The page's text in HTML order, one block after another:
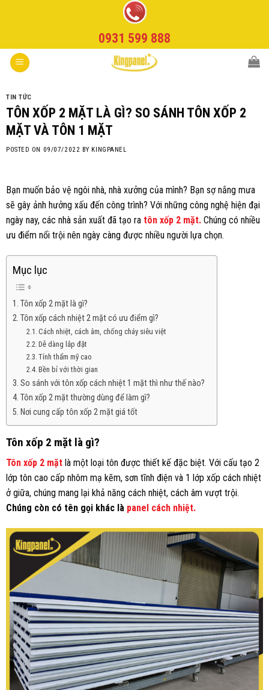
0931 599 888
TIN TỨC
TÔN XỐP 2 MẶT LÀ GÌ? SO SÁNH TÔN XỐP 2
MẶT VÀ TÔN 1 MẶT
POSTED ON 09/07/2022 BY KINGPANEL
Bạn muốn bảo vệ ngôi nhà, nhà xưởng của mình? Bạn sợ nắng mưa
sẽ gây ảnh hưởng xấu đến công trình? Với những công nghệ hiện đại
ngày nay, các nhà sản xuất đã tạo ra tôn xốp 2 mặt. Chúng có nhiều
ưu điểm nổi trội nên ngày càng được nhiều người lựa chọn.
Mục lục
Tôn xốp 2 mặt là gì?
Tôn xốp cách nhiệt 2 mặt có ưu điểm gì?
Cách nhiệt, cách âm, chống cháy siêu việt
Dễ dàng lắp đặt
Tính thẩm mỹ cao
Bền bỉ với thời gian
So sánh với tôn xốp cách nhiệt 1 mặt thì như thế nào?
Tôn xốp 2 mặt thường dùng để làm gì?
Nơi cung cấp tôn xốp 2 mặt giá tốt
Tôn xốp 2 mặt là gì?
Tôn xốp 2 mặt là một loại tôn được thiết kế đặc biệt. Với cấu tạo 2
lớp tôn cao cấp nhôm mạ kẽm, sơn tĩnh điện và 1 lớp xốp cách nhiệt
ở giữa, chúng mang lại khả năng cách nhiệt, cách âm vượt trội.
Chúng còn có tên gọi khác là panel cách nhiệt.